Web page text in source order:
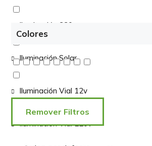
Iluminación 220v
Iluminación Solar
Iluminación Vial 12v
Iluminación Vial 220v
Colores
Remover Filtros